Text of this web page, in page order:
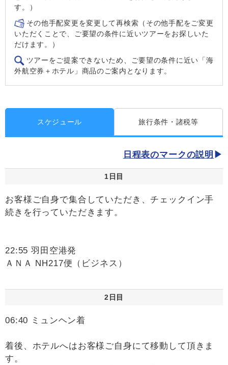
す。）
その他手配変更を変更して再検索（その他手配をご変更
いただくことで、ご要望の条件に近いツアーをお探しいた
だけます。）
ツアーをご提案できないため、ご要望の条件に近い「海
外航空券＋ホテル」商品のご案内となります。
スケジュール 旅行条件・諸税等
日程表のマークの説明
1日目
お客様ご自身で集合していただき、チェックイン手
続きを行っていただきます。
22:55 羽田空港発
ＡＮＡ NH217便（ビジネス）
2日目
06:40 ミュンヘン着
着後、ホテルへはお客様ご自身にて移動して頂きま
す。